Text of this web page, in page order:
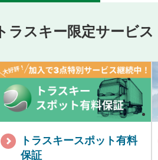
トラスキー限定サービス
トラスキースポット有料
保証